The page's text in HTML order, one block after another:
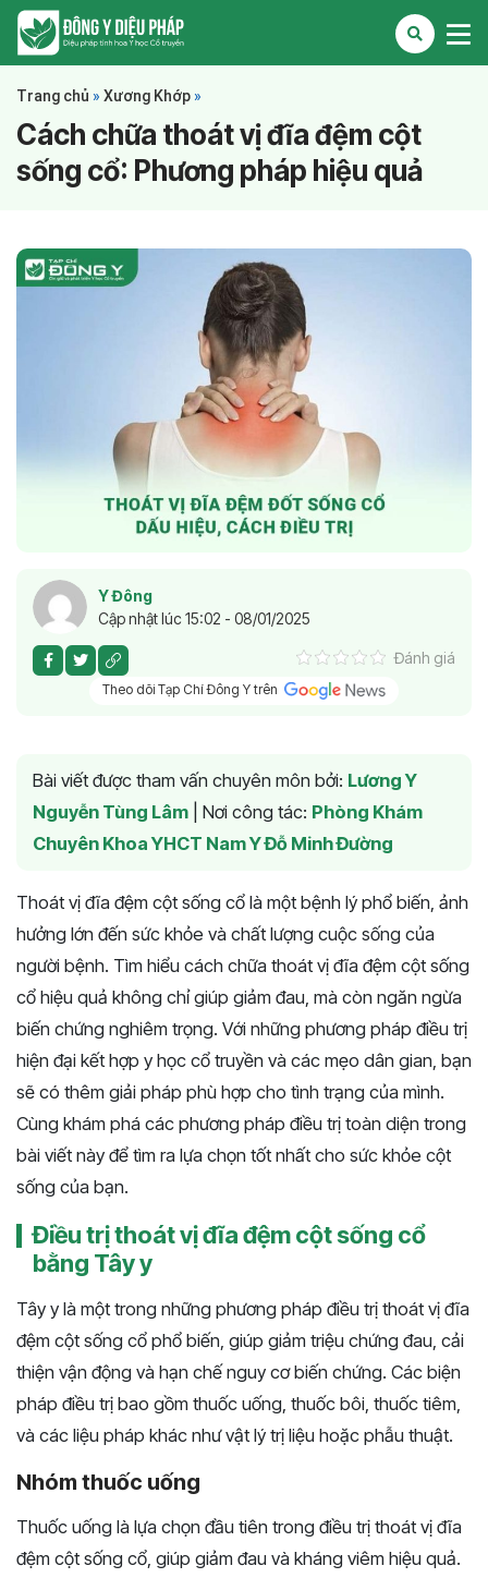
Trang chủ » Xương Khớp »
Cách chữa thoát vị đĩa đệm cột
sống cổ: Phương pháp hiệu quả
Y Đông
Cập nhật lúc 15:02 - 08/01/2025
Đánh giá
Theo dõi Tạp Chí Đông Y trên
Bài viết được tham vấn chuyên môn bởi: Lương Y
Nguyễn Tùng Lâm
Nơi công tác: Phòng Khám
Chuyên Khoa YHCT Nam Y Đỗ Minh Đường
Thoát vị đĩa đệm cột sống cổ là một bệnh lý phổ biến, ảnh
hưởng lớn đến sức khỏe và chất lượng cuộc sống của
người bệnh. Tìm hiểu cách chữa thoát vị đĩa đệm cột sống
cổ hiệu quả không chỉ giúp giảm đau, mà còn ngăn ngừa
biến chứng nghiêm trọng. Với những phương pháp điều trị
hiện đại kết hợp y học cổ truyền và các mẹo dân gian, bạn
sẽ có thêm giải pháp phù hợp cho tình trạng của mình.
Cùng khám phá các phương pháp điều trị toàn diện trong
bài viết này để tìm ra lựa chọn tốt nhất cho sức khỏe cột
sống của bạn.
Điều trị thoát vị đĩa đệm cột sống cổ
bằng Tây y
Tây y là một trong những phương pháp điều trị thoát vị đĩa
đệm cột sống cổ phổ biến, giúp giảm triệu chứng đau, cải
thiện vận động và hạn chế nguy cơ biến chứng. Các biện
pháp điều trị bao gồm thuốc uống, thuốc bôi, thuốc tiêm,
và các liệu pháp khác như vật lý trị liệu hoặc phẫu thuật.
Nhóm thuốc uống
Thuốc uống là lựa chọn đầu tiên trong điều trị thoát vị đĩa
đệm cột sống cổ, giúp giảm đau và kháng viêm hiệu quả.